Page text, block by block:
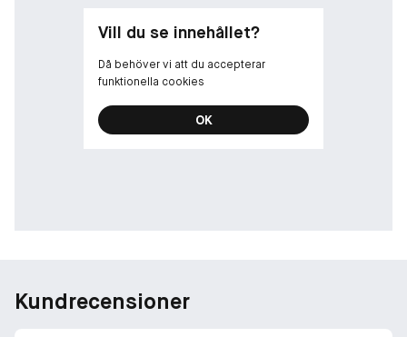
Vill du se innehållet?
Då behöver vi att du accepterar
funktionella cookies
OK
Kundrecensioner